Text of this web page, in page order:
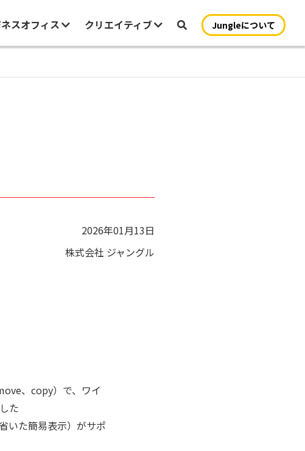
スオフィス クリエイティブ Jungleについて
2026年01月13日
株式会社 ジャングル
、copy）で、ワイ
た
いた簡易表示）がサポ